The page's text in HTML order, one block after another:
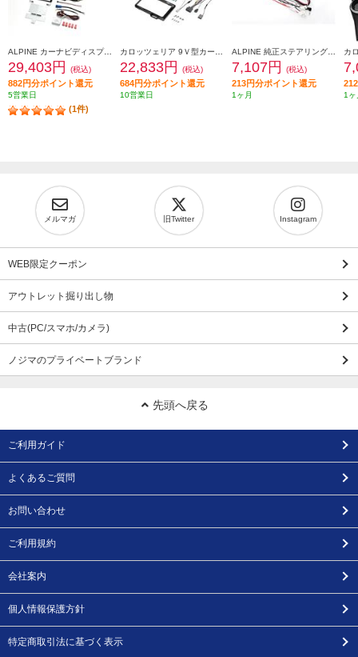
ALPINE カーナビディスプレイオーディオ取付けキット N-BOX(JF5/6系)専用 KTX-XF11-NB-56-NR
29,403円 (税込)
882円分ポイント還元
5営業日
(1件)
22,833円 (税込)
684円分ポイント還元
10営業日
7,107円 (税込)
213円分ポイント還元
1ヶ月 1ヶ
メルマガ 旧Twitter Instagram
WEB限定クーポン
アウトレット掘り出し物
中古(PC/スマホ/カメラ)
ノジマのプライベートブランド
先頭へ戻る
ご利用ガイド
よくあるご質問
お問い合わせ
ご利用規約
会社案内
個人情報保護方針
特定商取引法に基づく表示